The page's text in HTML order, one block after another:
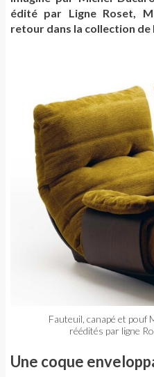
édité par Ligne Roset,
retour dans la collection de
Fauteuil, canapé et pouf
réédités par ligne
Une coque